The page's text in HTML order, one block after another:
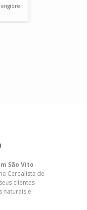
São Vito
Cerealista de
clientes
naturais e